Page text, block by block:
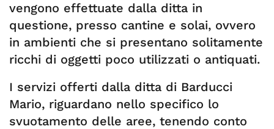
vengono effettuate dalla ditta in
questione, presso cantine e solai, ovvero
in ambienti che si presentano solitamente
ricchi di oggetti poco utilizzati o antiquati.
I servizi offerti dalla ditta di Barducci
Mario, riguardano nello specifico lo
svuotamento delle aree, tenendo conto